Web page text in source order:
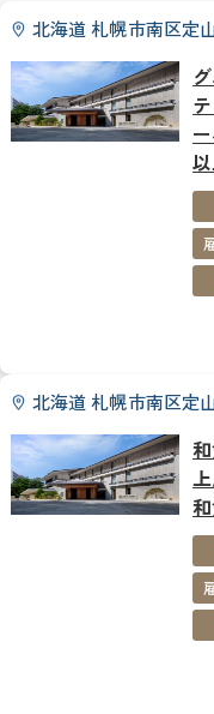
北海道 札幌市南区定
北海道 札幌市南区定